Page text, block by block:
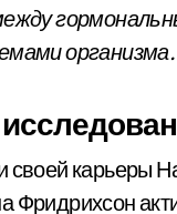
организма.
своей карьеры
Фридрихсон